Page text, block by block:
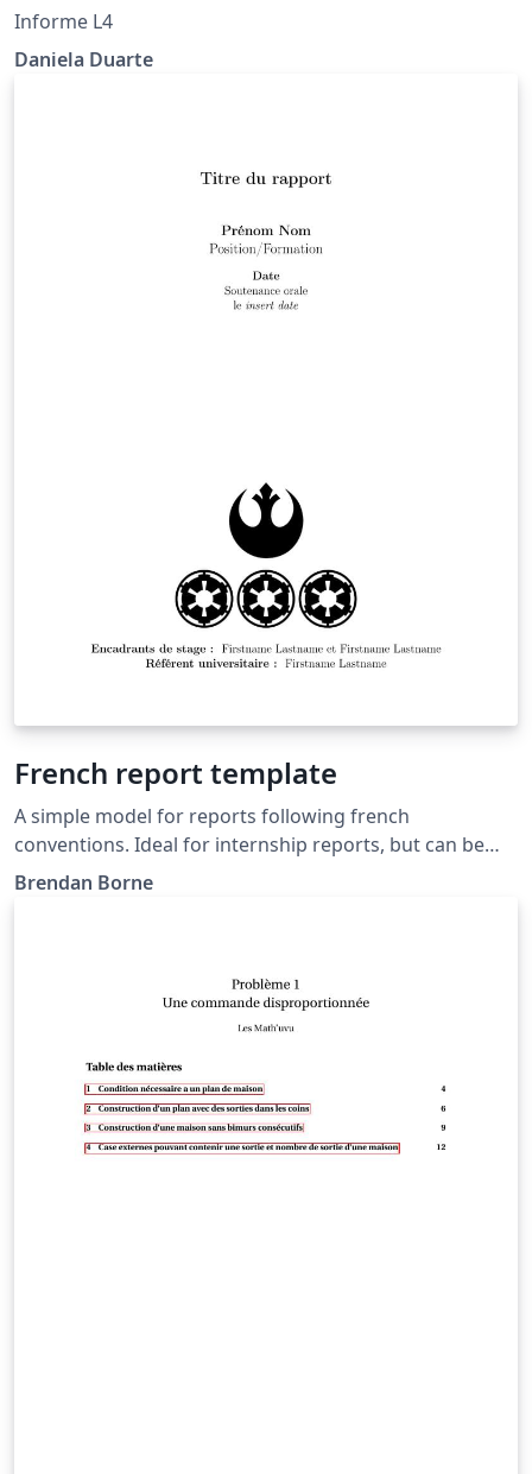
Informe L4
Daniela Duarte
French report template
A simple model for reports following french
conventions. Ideal for internship reports, but can be
adapted to many uses.
Brendan Borne